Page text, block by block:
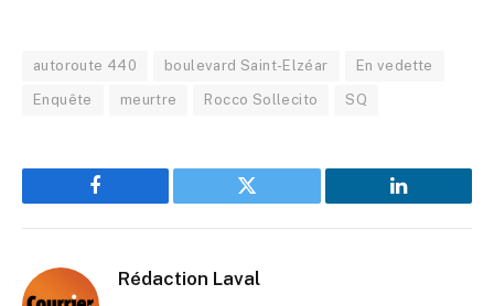
autoroute 440 boulevard Saint-Elzéar En vedette
Enquête meurtre Rocco Sollecito SQ
Facebook Twitter LinkedIn
Rédaction Laval